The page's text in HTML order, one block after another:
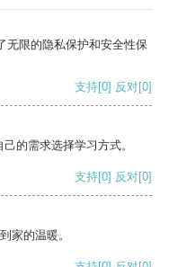
无限的隐私保护和安全性保
支持[0] 反对[0]
的需求选择学习方式。
支持[0] 反对[0]
家的温暖。